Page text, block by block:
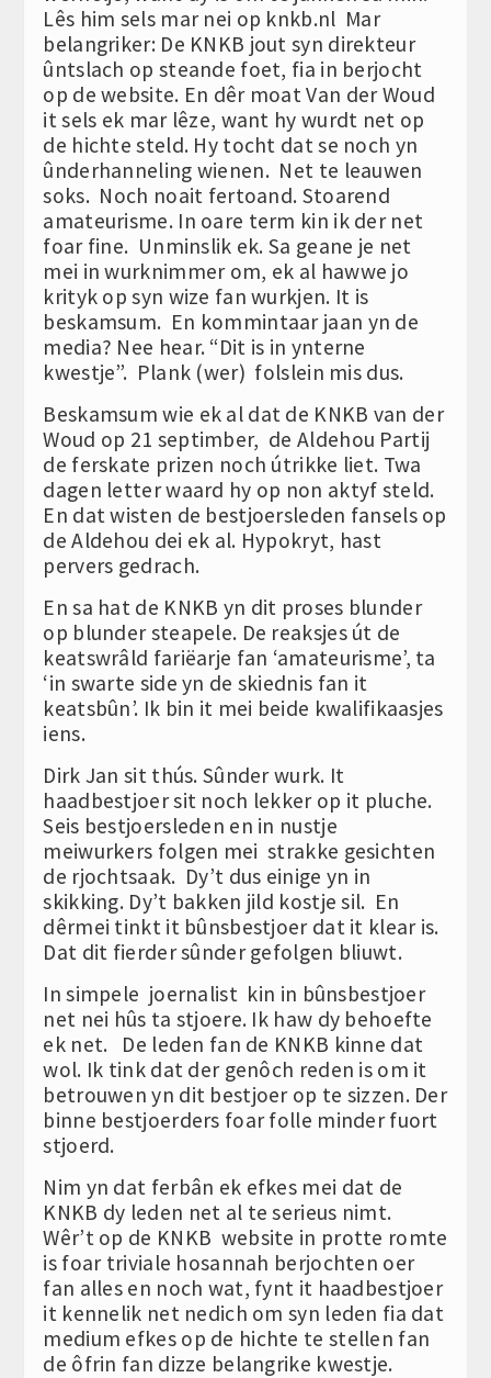
Lês him sels mar nei op knkb.nl Mar
belangriker: De KNKB jout syn direkteur
ûntslach op steande foet, fia in berjocht
op de website. En dêr moat Van der Woud
it sels ek mar lêze, want hy wurdt net op
de hichte steld. Hy tocht dat se noch yn
ûnderhanneling wienen. Net te leauwen
soks. Noch noait fertoand. Stoarend
amateurisme. In oare term kin ik der net
foar fine. Unminslik ek. Sa geane je net
mei in wurknimmer om, ek al hawwe jo
krityk op syn wize fan wurkjen. It is
beskamsum. En kommintaar jaan yn de
media? Nee hear. “Dit is in ynterne
kwestje”. Plank (wer) folslein mis dus.
Beskamsum wie ek al dat de KNKB van der
Woud op 21 septimber, de Aldehou Partij
de ferskate prizen noch útrikke liet. Twa
dagen letter waard hy op non aktyf steld.
En dat wisten de bestjoersleden fansels op
de Aldehou dei ek al. Hypokryt, hast
pervers gedrach.
En sa hat de KNKB yn dit proses blunder
op blunder steapele. De reaksjes út de
keatswrâld fariëarje fan ‘amateurisme’, ta
‘in swarte side yn de skiednis fan it
keatsbûn’. Ik bin it mei beide kwalifikaasjes
iens.
Dirk Jan sit thús. Sûnder wurk. It
haadbestjoer sit noch lekker op it pluche.
Seis bestjoersleden en in nustje
meiwurkers folgen mei strakke gesichten
de rjochtsaak. Dy’t dus einige yn in
skikking. Dy’t bakken jild kostje sil. En
dêrmei tinkt it bûnsbestjoer dat it klear is.
Dat dit fierder sûnder gefolgen bliuwt.
In simpele joernalist kin in bûnsbestjoer
net nei hûs ta stjoere. Ik haw dy behoefte
ek net. De leden fan de KNKB kinne dat
wol. Ik tink dat der genôch reden is om it
betrouwen yn dit bestjoer op te sizzen. Der
binne bestjoerders foar folle minder fuort
stjoerd.
Nim yn dat ferbân ek efkes mei dat de
KNKB dy leden net al te serieus nimt.
Wêr’t op de KNKB website in protte romte
is foar triviale hosannah berjochten oer
fan alles en noch wat, fynt it haadbestjoer
it kennelik net nedich om syn leden fia dat
medium efkes op de hichte te stellen fan
de ôfrin fan dizze belangrike kwestje.